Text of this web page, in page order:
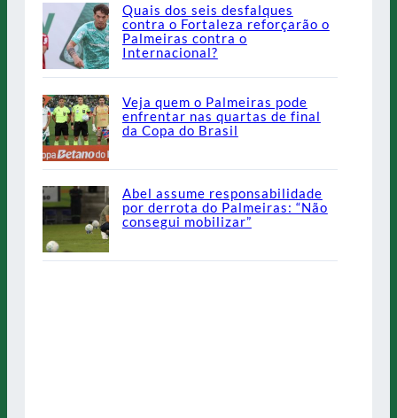
Quais dos seis desfalques
contra o Fortaleza reforçarão o
Palmeiras contra o
Internacional?
Veja quem o Palmeiras pode
enfrentar nas quartas de final
da Copa do Brasil
Abel assume responsabilidade
por derrota do Palmeiras: “Não
consegui mobilizar”